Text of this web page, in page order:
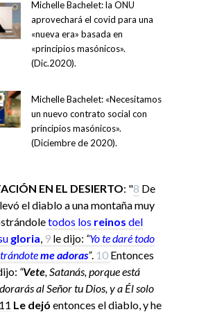
Michelle Bachelet: la ONU
aprovechará el covid para una
«nueva era» basada en
«principios masónicos».
(Dic.2020).
Michelle Bachelet: «Necesitamos
un nuevo contrato social con
principios masónicos».
(Diciembre de 2020).
EN EL DESIERTO: "8 De
el diablo a una montaña muy
todos los reinos del
gloria 9 le dijo: “Yote daré todo
me adoras”. 10 Entonces
“Vete , Satanás, porque está
al Señor tu Dios, y a Él solo
11 Le dejó entonces el diablo, y he